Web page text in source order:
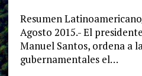
Resumen
Agosto 2015.- El
Manuel Santos, ordena a
gubernamentales el…